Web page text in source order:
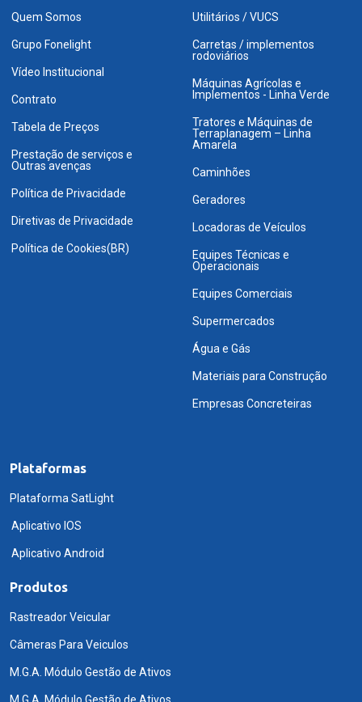
Quem Somos
Grupo Fonelight
Vídeo Institucional
Contrato
Tabela de Preços
Prestação de serviços e
Outras avenças
Política de Privacidade
Diretivas de Privacidade
Política de Cookies(BR)
Utilitários / VUCS
Carretas / implementos
rodoviários
Máquinas Agrícolas e
Implementos - Linha Verde
Tratores e Máquinas de
Terraplanagem – Linha
Amarela
Caminhões
Geradores
Locadoras de Veículos
Equipes Técnicas e
Operacionais
Equipes Comerciais
Supermercados
Água e Gás
Materiais para Construção
Empresas Concreteiras
Plataformas
Plataforma SatLight
Aplicativo IOS
Aplicativo Android
Produtos
Rastreador Veicular
Câmeras Para Veiculos
M.G.A. Módulo Gestão de Ativos